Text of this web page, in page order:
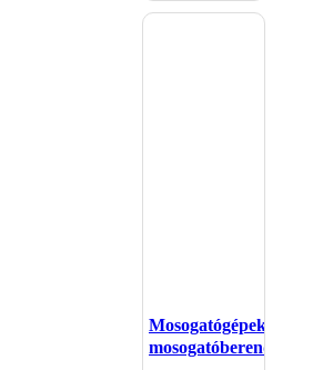
Mosogatógépek,
mosogatóberendezések